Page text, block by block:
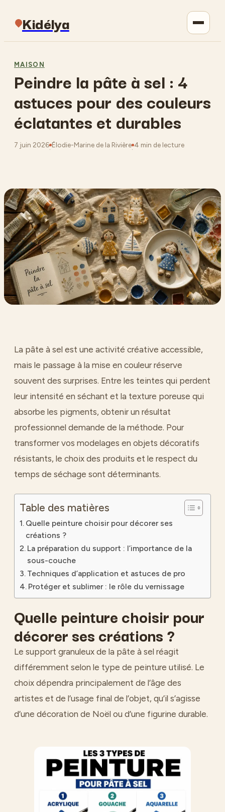
Kidélya
Maison
Jardinage
MAISON
Peindre la pâte à sel : 4
astuces pour des couleurs
éclatantes et durables
7 juin 2026
·
Élodie-Marine de la Rivière
·
4 min de lecture
La pâte à sel est une activité créative accessible,
mais le passage à la mise en couleur réserve
souvent des surprises. Entre les teintes qui perdent
leur intensité en séchant et la texture poreuse qui
absorbe les pigments, obtenir un résultat
professionnel demande de la méthode. Pour
transformer vos modelages en objets décoratifs
résistants, le choix des produits et le respect du
temps de séchage sont déterminants.
Table des matières
Quelle peinture choisir pour décorer ses
créations ?
La préparation du support : l’importance de la
sous-couche
Techniques d’application et astuces de pro
Protéger et sublimer : le rôle du vernissage
Quelle peinture choisir pour
décorer ses créations ?
Le support granuleux de la pâte à sel réagit
différemment selon le type de peinture utilisé. Le
choix dépendra principalement de l’âge des
artistes et de l’usage final de l’objet, qu’il s’agisse
d’une décoration de Noël ou d’une figurine durable.